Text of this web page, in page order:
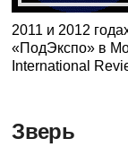
2011 и 2012
«ПодЭкспо» в
International
Зверь